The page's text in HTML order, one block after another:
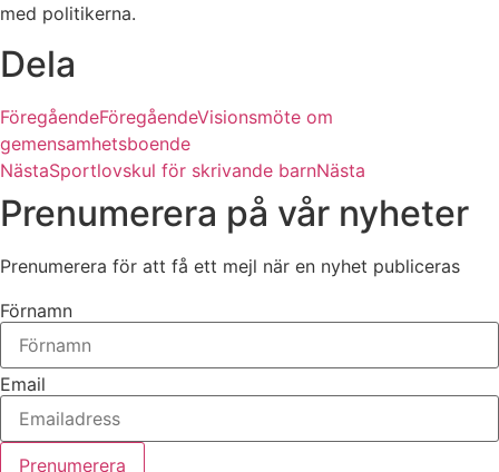
med politikerna.
Dela
FöregåendeFöregåendeVisionsmöte om
gemensamhetsboende
NästaSportlovskul för skrivande barnNästa
Prenumerera på vår nyheter
Prenumerera för att få ett mejl när en nyhet publiceras
Förnamn
Email
Prenumerera